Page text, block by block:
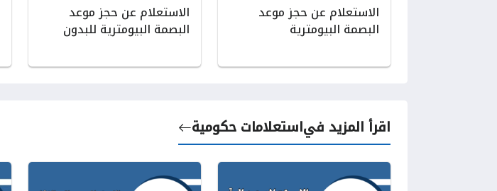
الاستعلام عن حجز موعد
البصمة البيومترية
الاستعلام عن حجز موعد
البصمة البيومترية للبدون
اقرأ المزيد فياستعلامات حكومية